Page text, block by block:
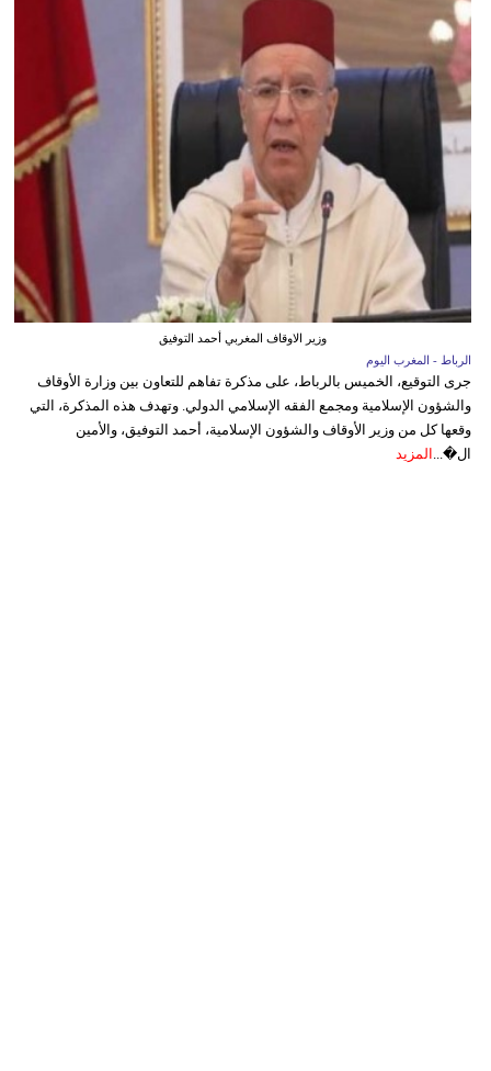
وزير الاوقاف المغربي أحمد التوفيق
الرباط - المغرب اليوم
جرى التوقيع، الخميس بالرباط، على مذكرة تفاهم للتعاون بين وزارة الأوقاف
والشؤون الإسلامية ومجمع الفقه الإسلامي الدولي. وتهدف هذه المذكرة، التي
وقعها كل من وزير الأوقاف والشؤون الإسلامية، أحمد التوفيق، والأمين
ال�... المزيد